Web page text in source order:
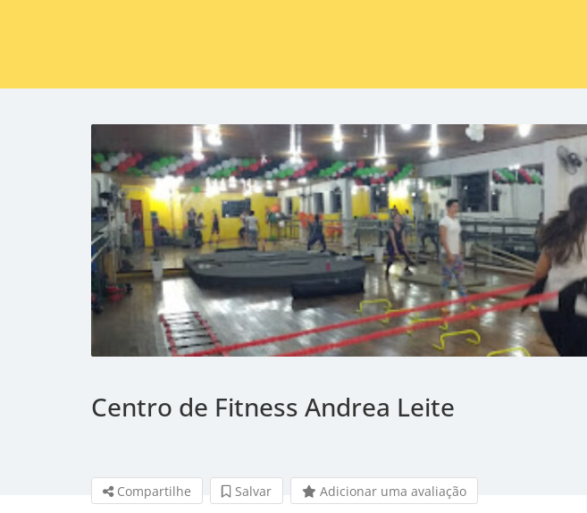
Centro de Fitness Andrea Leite
Compartilhe Salvar Adicionar uma avaliação